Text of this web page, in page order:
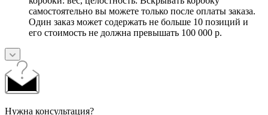
самостоятельно вы можете только после оплаты заказа.
Один заказ может содержать не больше 10 позиций и
его стоимость не должна превышать 100 000 р.
Нужна консультация?